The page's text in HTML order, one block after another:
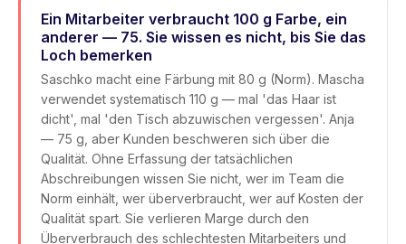
Ein Mitarbeiter verbraucht 100 g Farbe, ein
anderer — 75. Sie wissen es nicht, bis Sie das
Loch bemerken
Saschko macht eine Färbung mit 80 g (Norm). Mascha
verwendet systematisch 110 g — mal 'das Haar ist
dicht', mal 'den Tisch abzuwischen vergessen'. Anja
— 75 g, aber Kunden beschweren sich über die
Qualität. Ohne Erfassung der tatsächlichen
Abschreibungen wissen Sie nicht, wer im Team die
Norm einhält, wer überverbraucht, wer auf Kosten der
Qualität spart. Sie verlieren Marge durch den
Überverbrauch des schlechtesten Mitarbeiters und